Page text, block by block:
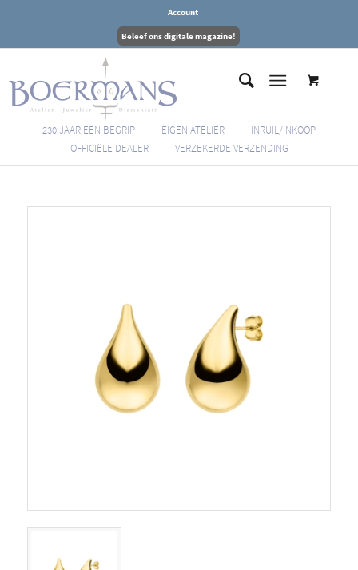
Account
Beleef ons digitale magazine!
230 JAAR EEN BEGRIP EIGEN ATELIER
INRUIL/INKOOP
OFFICIËLE DEALER
VERZEKERDE VERZENDING